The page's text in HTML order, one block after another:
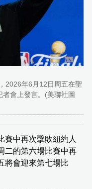
2026年6月12日周五在聖
會上發言。(美聯社圖
賽中再次擊敗紐約人
二的第六場比賽中再
將會迎來第七場比